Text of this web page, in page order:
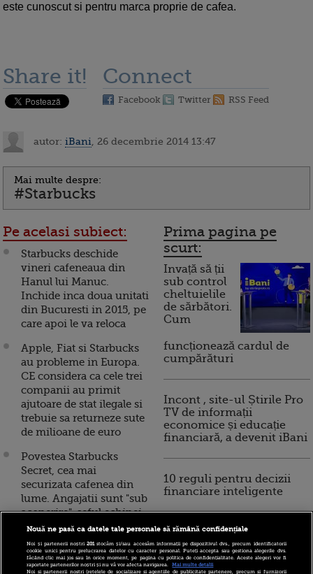
este cunoscut si pentru marca proprie de cafea.
Share it! Connect
Facebook Twitter RSS Feed
autor: iBani , 26 decembrie 2014 13:47
Mai multe despre:
#Starbucks
Pe acelasi subiect:
Starbucks deschide
vineri cafeneaua din
Hanul lui Manuc.
Inchide inca doua unitati
din Bucuresti in 2015, pe
care apoi le va reloca
Apple, Fiat si Starbucks
au probleme in Europa.
CE considera ca cele trei
companii au primit
ajutoare de stat ilegale si
trebuie sa returneze sute
de milioane de euro
Povestea Starbucks
Secret, cea mai
securizata cafenea din
lume. Angajatii sunt "sub
acoperire", seful echipei
care a ajutat la gasirea lui
ben Laden a recrutat aici
Ultima miscare pe care o
Prima pagina pe
scurt:
Invață să ții
sub control
cheltuielile
de sărbători.
Cum
funcționează cardul de
cumpărături
Incont , site-ul Știrile Pro
TV de informații
economice și educație
financiară, a devenit iBani
10 reguli pentru decizii
financiare inteligente
Nouă ne pasă ca datele tale personale să rămână confidențiale
Noi și partenerii noștri201stocăm și/sau accesăm informații pe dispozitivul dvs., precum identificatorii
cookie unici pentru prelucrarea datelor cu caracter personal. Puteți accepta sau gestiona alegerile dvs.
făcând clic mai jos sau în orice moment, pe pagina cu politica de confidențialitate. Aceste alegeri vor fi
raportate partenerilor noștri și nu vă vor afecta navigarea.
Mai multe detalii
Noi si partenerii nostri (retelele de socializare si agentiile de publicitate partenere, precum si furnizorii